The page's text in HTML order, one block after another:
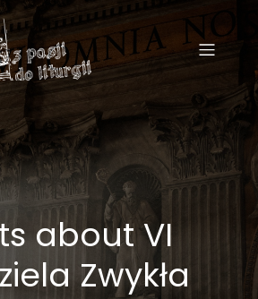
about VI
Zwykła